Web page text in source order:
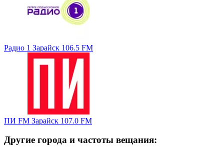
Радио 1 Зарайск 106.5 FM
ПИ FM Зарайск 107.0 FM
Другие города и частоты вещания: